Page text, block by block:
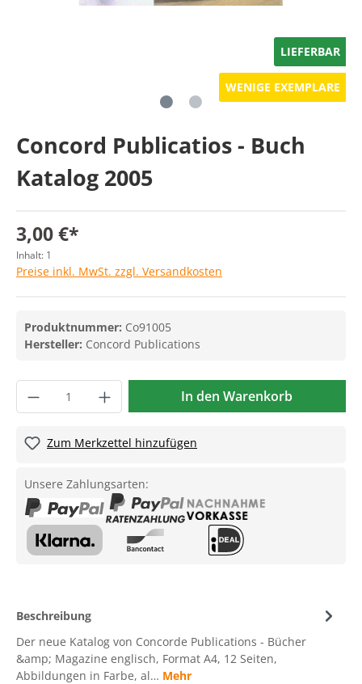
LIEFERBAR
WENIGE EXEMPLARE
Concord Publicatios - Buch
Katalog 2005
3,00 €*
Inhalt: 1
Preise inkl. MwSt. zzgl. Versandkosten
Produktnummer: Co91005
Hersteller: Concord Publications
In den Warenkorb
Zum Merkzettel hinzufügen
Unsere Zahlungsarten:
Beschreibung
Der neue Katalog von Concorde Publications - Bücher
&amp; Magazine englisch, Format A4, 12 Seiten,
Abbildungen in Farbe, al… Mehr